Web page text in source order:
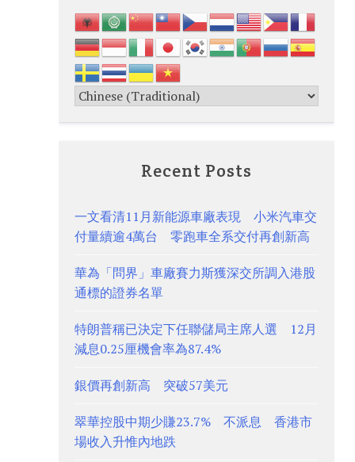
Recent Posts
一文看清11月新能源車廠表現 小米汽車交
付量續逾4萬台 零跑車全系交付再創新高
華為「問界」車廠賽力斯獲深交所調入港股
通標的證券名單
特朗普稱已決定下任聯儲局主席人選 12月
減息0.25厘機會率為87.4%
銀價再創新高 突破57美元
翠華控股中期少賺23.7% 不派息 香港市
場收入升惟內地跌